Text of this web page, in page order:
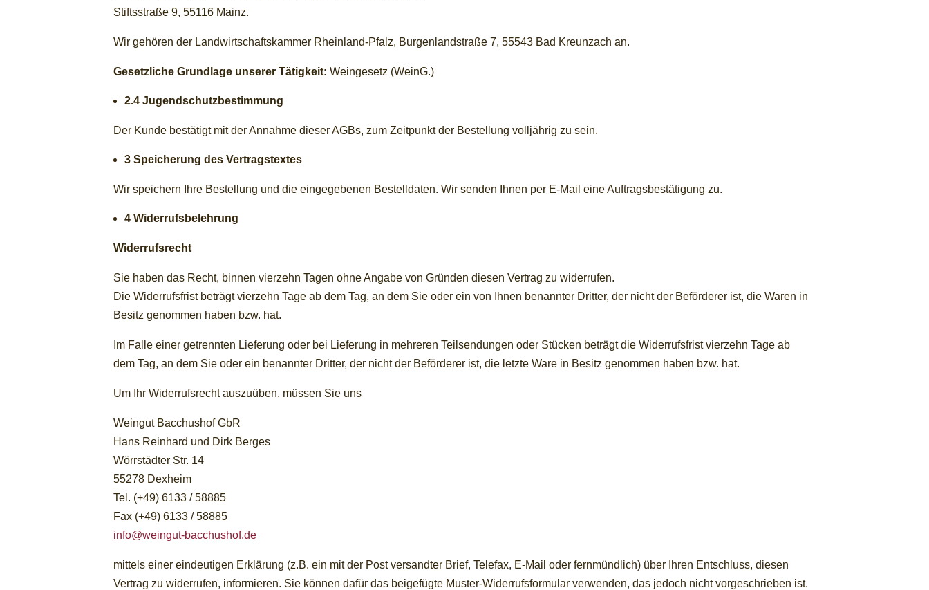
Stiftsstraße 9, 55116 Mainz.
Wir gehören der Landwirtschaftskammer Rheinland-Pfalz, Burgenlandstraße 7, 55543 Bad Kreunzach an.
Gesetzliche Grundlage unserer Tätigkeit: Weingesetz (WeinG.)
2.4 Jugendschutzbestimmung
Der Kunde bestätigt mit der Annahme dieser AGBs, zum Zeitpunkt der Bestellung volljährig zu sein.
3 Speicherung des Vertragstextes
Wir speichern Ihre Bestellung und die eingegebenen Bestelldaten. Wir senden Ihnen per E-Mail eine Auftragsbestätigung zu.
4 Widerrufsbelehrung
Widerrufsrecht
Sie haben das Recht, binnen vierzehn Tagen ohne Angabe von Gründen diesen Vertrag zu widerrufen.
Die Widerrufsfrist beträgt vierzehn Tage ab dem Tag, an dem Sie oder ein von Ihnen benannter Dritter, der nicht der Beförderer ist, die Waren in
Besitz genommen haben bzw. hat.
Im Falle einer getrennten Lieferung oder bei Lieferung in mehreren Teilsendungen oder Stücken beträgt die Widerrufsfrist vierzehn Tage ab
dem Tag, an dem Sie oder ein benannter Dritter, der nicht der Beförderer ist, die letzte Ware in Besitz genommen haben bzw. hat.
Um Ihr Widerrufsrecht auszuüben, müssen Sie uns
Weingut Bacchushof GbR
Hans Reinhard und Dirk Berges
Wörrstädter Str. 14
55278 Dexheim
Tel. (+49) 6133 / 58885
Fax (+49) 6133 / 58885
info@weingut-bacchushof.de
mittels einer eindeutigen Erklärung (z.B. ein mit der Post versandter Brief, Telefax, E-Mail oder fernmündlich) über Ihren Entschluss, diesen
Vertrag zu widerrufen, informieren. Sie können dafür das beigefügte Muster-Widerrufsformular verwenden, das jedoch nicht vorgeschrieben ist.